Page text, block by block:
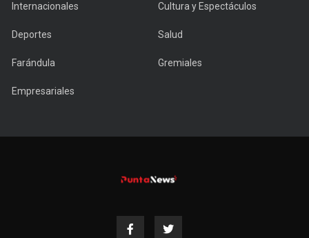
Internacionales Cultura y Espectáculos
Deportes Salud
Farándula Gremiales
Empresariales